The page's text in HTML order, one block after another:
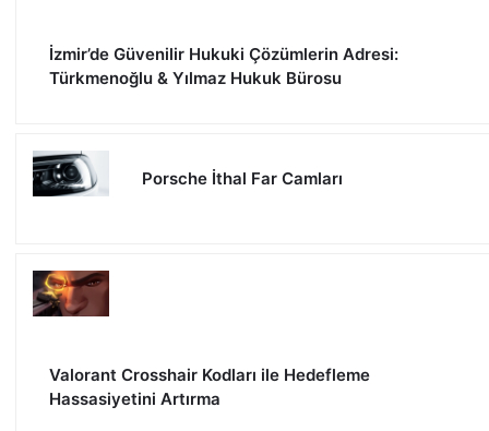
İzmir’de Güvenilir Hukuki Çözümlerin Adresi:
Türkmenoğlu & Yılmaz Hukuk Bürosu
Porsche İthal Far Camları
Valorant Crosshair Kodları ile Hedefleme
Hassasiyetini Artırma